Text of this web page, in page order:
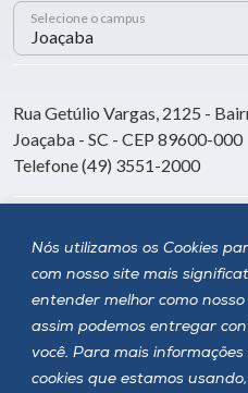
Nós utilizamos os Cookies
com nosso site mais
entender melhor como
assim podemos entregar
você. Para mais
cookies que estamos
Selecione o campus
Rua Getúlio Vargas, 2125 -
Joaçaba - SC - CEP 89600-000
Telefone (49) 3551-2000
Siga a Unoesc